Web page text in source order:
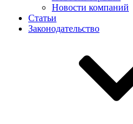
Новости компаний
Статьи
Законодательство